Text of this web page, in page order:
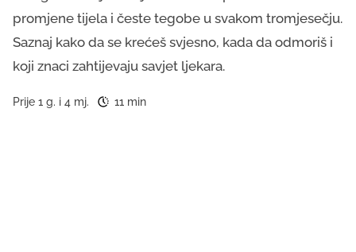
promjene tijela i česte tegobe u svakom tromjesečju.
Saznaj kako da se krećeš svjesno, kada da odmoriš i
koji znaci zahtijevaju savjet ljekara.
Prije 1 g. i 4 mj. 11 min